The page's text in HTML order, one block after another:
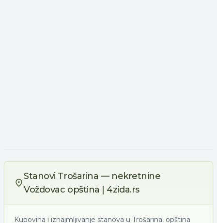
Stanovi Trošarina — nekretnine
Voždovac opština | 4zida.rs
Kupovina i iznajmljivanje stanova u Trošarina, opština